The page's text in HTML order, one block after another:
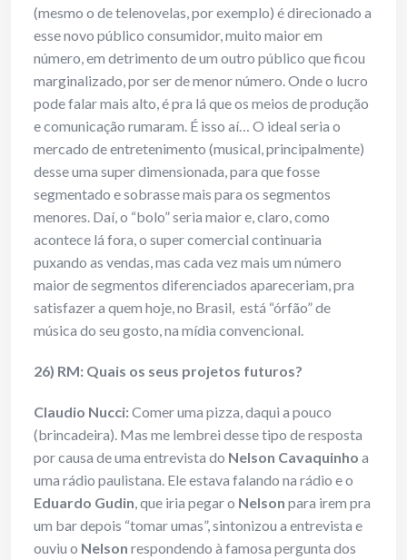
(mesmo o de telenovelas, por exemplo) é direcionado a
esse novo público consumidor, muito maior em
número, em detrimento de um outro público que ficou
marginalizado, por ser de menor número. Onde o lucro
pode falar mais alto, é pra lá que os meios de produção
e comunicação rumaram. É isso aí… O ideal seria o
mercado de entretenimento (musical, principalmente)
desse uma super dimensionada, para que fosse
segmentado e sobrasse mais para os segmentos
menores. Daí, o “bolo” seria maior e, claro, como
acontece lá fora, o super comercial continuaria
puxando as vendas, mas cada vez mais um número
maior de segmentos diferenciados apareceriam, pra
satisfazer a quem hoje, no Brasil, está “órfão” de
música do seu gosto, na mídia convencional.
26) RM: Quais os seus projetos futuros?
Claudio Nucci:Comer uma pizza, daqui a pouco
(brincadeira). Mas me lembrei desse tipo de resposta
por causa de uma entrevista do Nelson Cavaquinho a
uma rádio paulistana. Ele estava falando na rádio e o
Eduardo Gudin, que iria pegar o Nelson para irem pra
um bar depois “tomar umas”, sintonizou a entrevista e
ouviu o Nelson respondendo à famosa pergunta dos